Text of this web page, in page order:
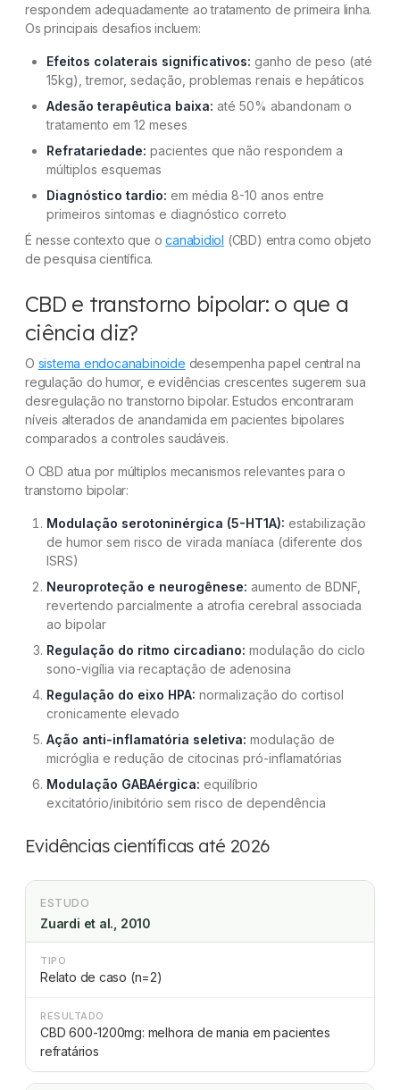
respondem adequadamente ao tratamento de primeira linha.
Os principais desafios incluem:
Efeitos colaterais significativos: ganho de peso (até
15kg), tremor, sedação, problemas renais e hepáticos
Adesão terapêutica baixa: até 50% abandonam o
tratamento em 12 meses
Refratariedade: pacientes que não respondem a
múltiplos esquemas
Diagnóstico tardio: em média 8-10 anos entre
primeiros sintomas e diagnóstico correto
É nesse contexto que ocanabidiol (CBD) entra como objeto
de pesquisa científica.
CBD e transtorno bipolar: o que a
ciência diz?
O sistema endocanabinoide desempenha papel central na
regulação do humor, e evidências crescentes sugerem sua
desregulação no transtorno bipolar. Estudos encontraram
níveis alterados de anandamida em pacientes bipolares
comparados a controles saudáveis.
O CBD atua por múltiplos mecanismos relevantes para o
transtorno bipolar:
Modulação serotoninérgica (5-HT1A): estabilização
de humor sem risco de virada maníaca (diferente dos
ISRS)
Neuroproteção e neurogênese: aumento de BDNF,
revertendo parcialmente a atrofia cerebral associada
ao bipolar
Regulação do ritmo circadiano: modulação do ciclo
sono-vigília via recaptação de adenosina
Regulação do eixo HPA: normalização do cortisol
cronicamente elevado
Ação anti-inflamatória seletiva: modulação de
micróglia e redução de citocinas pró-inflamatórias
Modulação GABAérgica: equilíbrio
excitatório/inibitório sem risco de dependência
Evidências científicas até 2026
ESTUDO
Zuardi et al., 2010
TIPO
Relato de caso (n=2)
RESULTADO
CBD 600-1200mg: melhora de mania em pacientes
refratários